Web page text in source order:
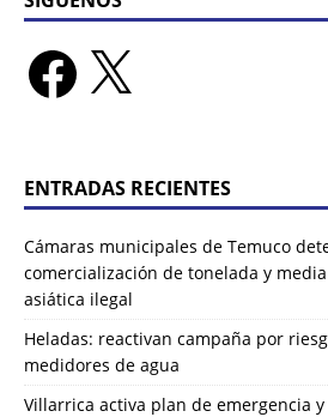
ENTRADAS RECIENTES
Cámaras municipales de Temuco
comercialización de tonelada y
asiática ilegal
Heladas: reactivan campaña por
medidores de agua
Villarrica activa plan de emergencia